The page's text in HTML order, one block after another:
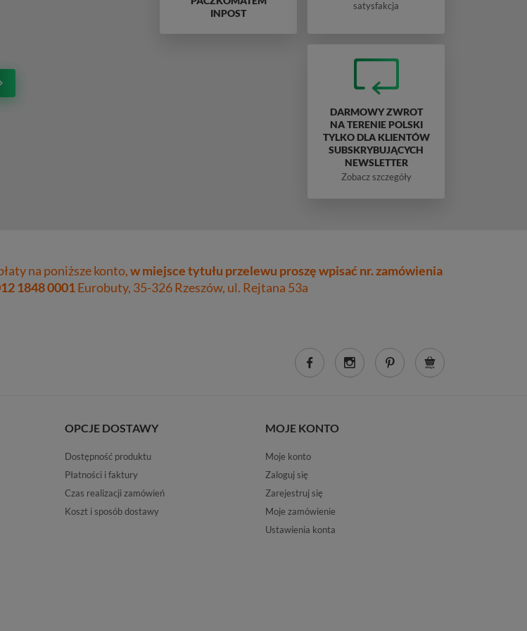
INPOST
satysfakcja
DARMOWY ZWROT
NA TERENIE POLSKI
TYLKO DLA KLIENTÓW
SUBSKRYBUJĄCYCH
NEWSLETTER
Zobacz szczegóły
na poniższe konto,w miejsce tytułu przelewu proszę wpisać nr. zamówienia
1848 0001Eurobuty, 35-326 Rzeszów, ul. Rejtana 53a
OPCJE DOSTAWY
Dostępność produktu
Płatności i faktury
Czas realizacji zamówień
Koszt i sposób dostawy
MOJE KONTO
Moje konto
Zaloguj się
Zarejestruj się
Moje zamówienie
Ustawienia konta